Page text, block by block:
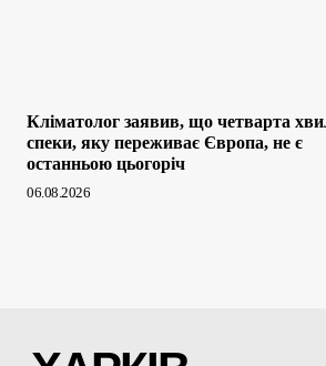
Кліматолог заявив, що четварта
спеки, яку переживає Європа, не є
останньою цьогоріч
06.08.2026